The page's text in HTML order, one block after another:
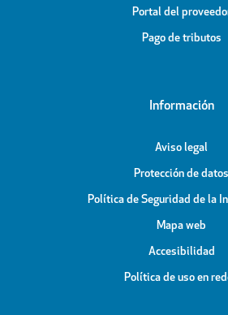
Portal del
Pago de tributos
Información
Aviso legal
Protección de datos
Política de Seguridad de la
Mapa web
Accesibilidad
Política de uso en